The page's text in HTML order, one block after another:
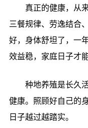
真正的健康，从
三餐规律、劳逸结合
好，身体舒坦了，一
效益稳，家庭日子才
种地养殖是长久
健康。照顾好自己的
日子越过越踏实。